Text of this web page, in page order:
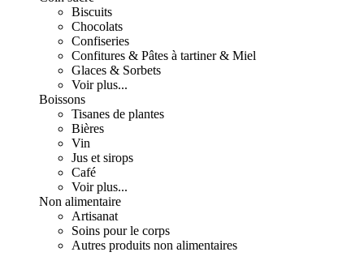
Biscuits
Chocolats
Confiseries
Confitures & Pâtes à tartiner & Miel
Glaces & Sorbets
Voir plus...
Boissons
Tisanes de plantes
Bières
Vin
Jus et sirops
Café
Voir plus...
Non alimentaire
Artisanat
Soins pour le corps
Autres produits non alimentaires